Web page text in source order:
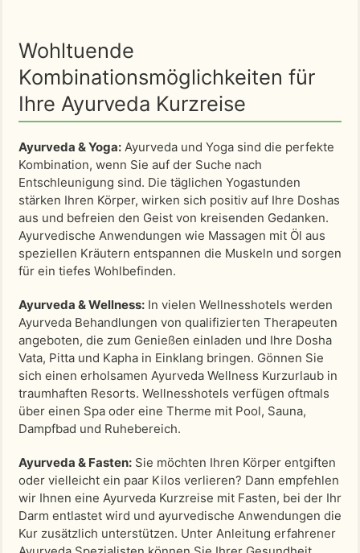
Wohltuende
Kombinationsmöglichkeiten für
Ihre Ayurveda Kurzreise
Ayurveda & Yoga: Ayurveda und Yoga sind die perfekte
Kombination, wenn Sie auf der Suche nach
Entschleunigung sind. Die täglichen Yogastunden
stärken Ihren Körper, wirken sich positiv auf Ihre Doshas
aus und befreien den Geist von kreisenden Gedanken.
Ayurvedische Anwendungen wie Massagen mit Öl aus
speziellen Kräutern entspannen die Muskeln und sorgen
für ein tiefes Wohlbefinden.
Ayurveda & Wellness: In vielen Wellnesshotels werden
Ayurveda Behandlungen von qualifizierten Therapeuten
angeboten, die zum Genießen einladen und Ihre Dosha
Vata, Pitta und Kapha in Einklang bringen. Gönnen Sie
sich einen erholsamen Ayurveda Wellness Kurzurlaub in
traumhaften Resorts. Wellnesshotels verfügen oftmals
über einen Spa oder eine Therme mit Pool, Sauna,
Dampfbad und Ruhebereich.
Ayurveda & Fasten: Sie möchten Ihren Körper entgiften
oder vielleicht ein paar Kilos verlieren? Dann empfehlen
wir Ihnen eine Ayurveda Kurzreise mit Fasten, bei der Ihr
Darm entlastet wird und ayurvedische Anwendungen die
Kur zusätzlich unterstützen. Unter Anleitung erfahrener